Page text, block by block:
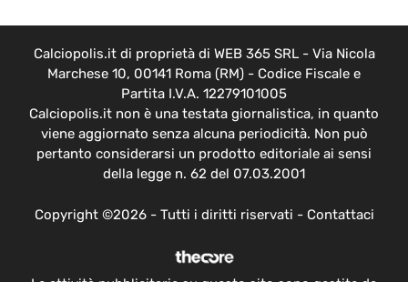
Calciopolis.it di proprietà di WEB 365 SRL - Via Nicola
Marchese 10, 00141 Roma (RM) - Codice Fiscale e
Partita I.V.A. 12279101005
Calciopolis.it non è una testata giornalistica, in quanto
viene aggiornato senza alcuna periodicità. Non può
pertanto considerarsi un prodotto editoriale ai sensi
della legge n. 62 del 07.03.2001
Copyright ©2026 - Tutti i diritti riservati - Contattaci